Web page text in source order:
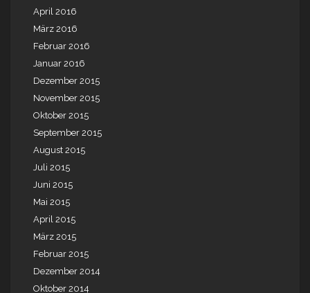
April 2016
März 2016
Februar 2016
Januar 2016
Dezember 2015
November 2015
Oktober 2015
September 2015
August 2015
Juli 2015
Juni 2015
Mai 2015
April 2015
März 2015
Februar 2015
Dezember 2014
Oktober 2014